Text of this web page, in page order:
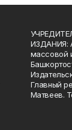
ИЗДАНИЯ:
массовой
Главный
Матвеев.